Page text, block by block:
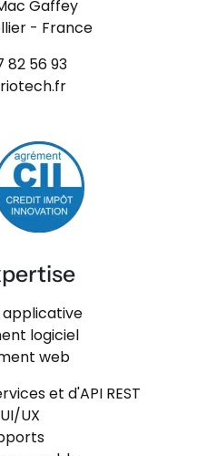
Gaffey
- France
82 56 93
logiciel
web
et d'API REST
UX